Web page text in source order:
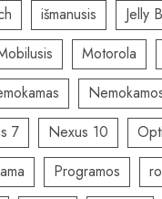
išmanusis
Jelly
Motorola
7 Nexus 10
Programos